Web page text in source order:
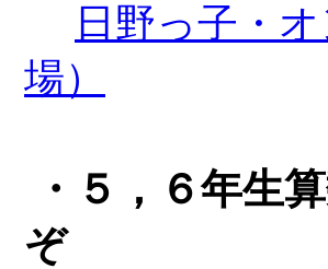
日野っ子・
場）
・５，６年生
ぞ